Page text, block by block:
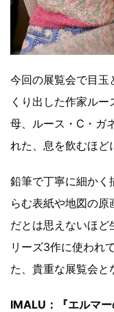
今回の展覧会で目玉
くり出した作家ル
母、ルース・C・ガ
れた、息を飲むほど
鉛筆で丁寧に細かく
らむ表紙や地図の
だとは思えないほど
リーズ3作に使われ
た、貴重な展覧会と
IMALU：『エルマ